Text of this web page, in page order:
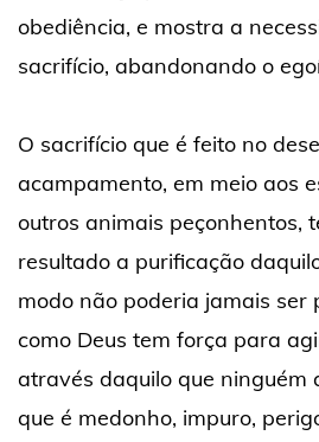
obediência, e mostra a
sacrifício, abandonando o
O sacrifício que é feito no
acampamento, em meio aos
outros animais peçonhentos,
resultado a purificação
modo não poderia jamais ser
como Deus tem força para
através daquilo que ninguém
que é medonho, impuro,